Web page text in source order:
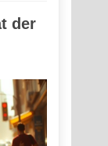
der